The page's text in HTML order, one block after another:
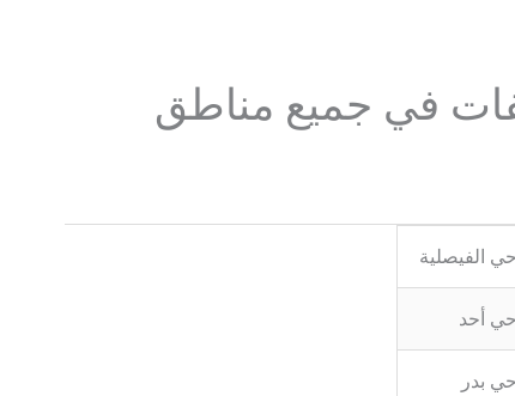
في جميع مناطق
حي الفيصلية
حي أحد
حي بدر